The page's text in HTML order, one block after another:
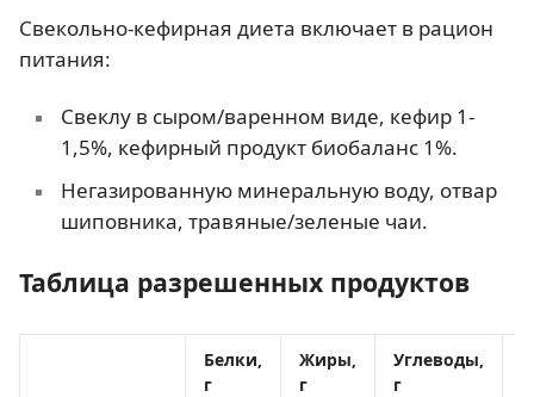
Свекольно-кефирная диета включает в рацион
питания:
Свеклу в сыром/варенном виде, кефир 1-
1,5%, кефирный продукт биобаланс 1%.
Негазированную минеральную воду, отвар
шиповника, травяные/зеленые чаи.
Таблица разрешенных продуктов
Белки,
г
Жиры,
г
Углеводы,
г